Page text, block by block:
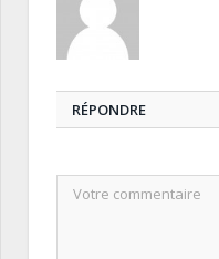
RÉPONDRE